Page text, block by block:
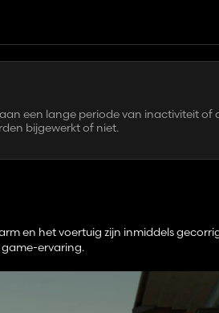
een lange periode van inactiviteit of
bijgewerkt of niet.
en het voertuig zijn inmiddels
ervaring.